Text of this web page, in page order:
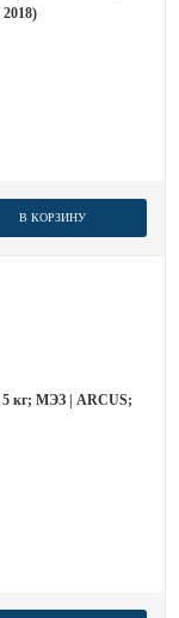
В КОРЗИНУ
кг; МЭЗ | ARCUS;